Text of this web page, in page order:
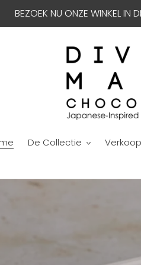
BEZOEK NU ONZE WINKEL IN
De Collectie